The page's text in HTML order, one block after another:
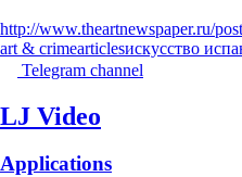
http://www.theartnewspaper.ru/
art & crimearticlesискусство
Telegram channel
LJ Video
Applications